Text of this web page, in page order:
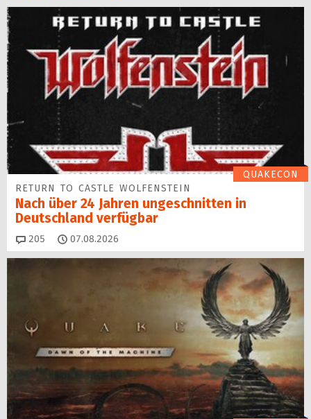
QUAKECON
RETURN TO CASTLE WOLFENSTEIN
Nach über 24 Jahren ungeschnitten in
Deutschland verfügbar
205 Kommentare
07.08.2026